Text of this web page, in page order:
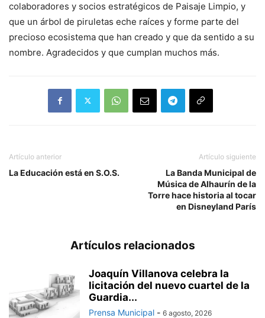
colaboradores y socios estratégicos de Paisaje Limpio, y
que un árbol de piruletas eche raíces y forme parte del
precioso ecosistema que han creado y que da sentido a su
nombre. Agradecidos y que cumplan muchos más.
Artículo anterior
La Educación está en S.O.S.
Artículo siguiente
La Banda Municipal de
Música de Alhaurín de la
Torre hace historia al tocar
en Disneyland París
Artículos relacionados
Joaquín Villanova celebra la
licitación del nuevo cuartel de la
Guardia...
Prensa Municipal - 6 agosto, 2026